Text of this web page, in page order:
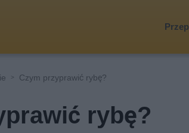
Czym przyprawić rybę?
rybę?